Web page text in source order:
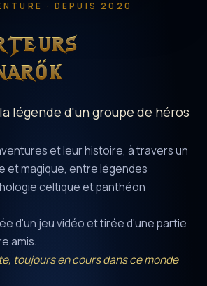
· DEPUIS 2020
légende d'un groupe de héros
et leur histoire, à travers un
et magique, entre légendes
celtique et panthéon
d'un jeu vidéo et tirée d'une partie
amis.
toujours en cours dans ce monde